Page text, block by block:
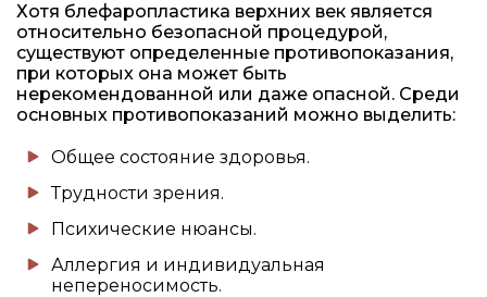
Хотя блефаропластика верхних век является
относительно безопасной процедурой,
существуют определенные противопоказания,
при которых она может быть
нерекомендованной или даже опасной. Среди
основных противопоказаний можно выделить:
Общее состояние здоровья.
Трудности зрения.
Психические нюансы.
Аллергия и индивидуальная
непереносимость.